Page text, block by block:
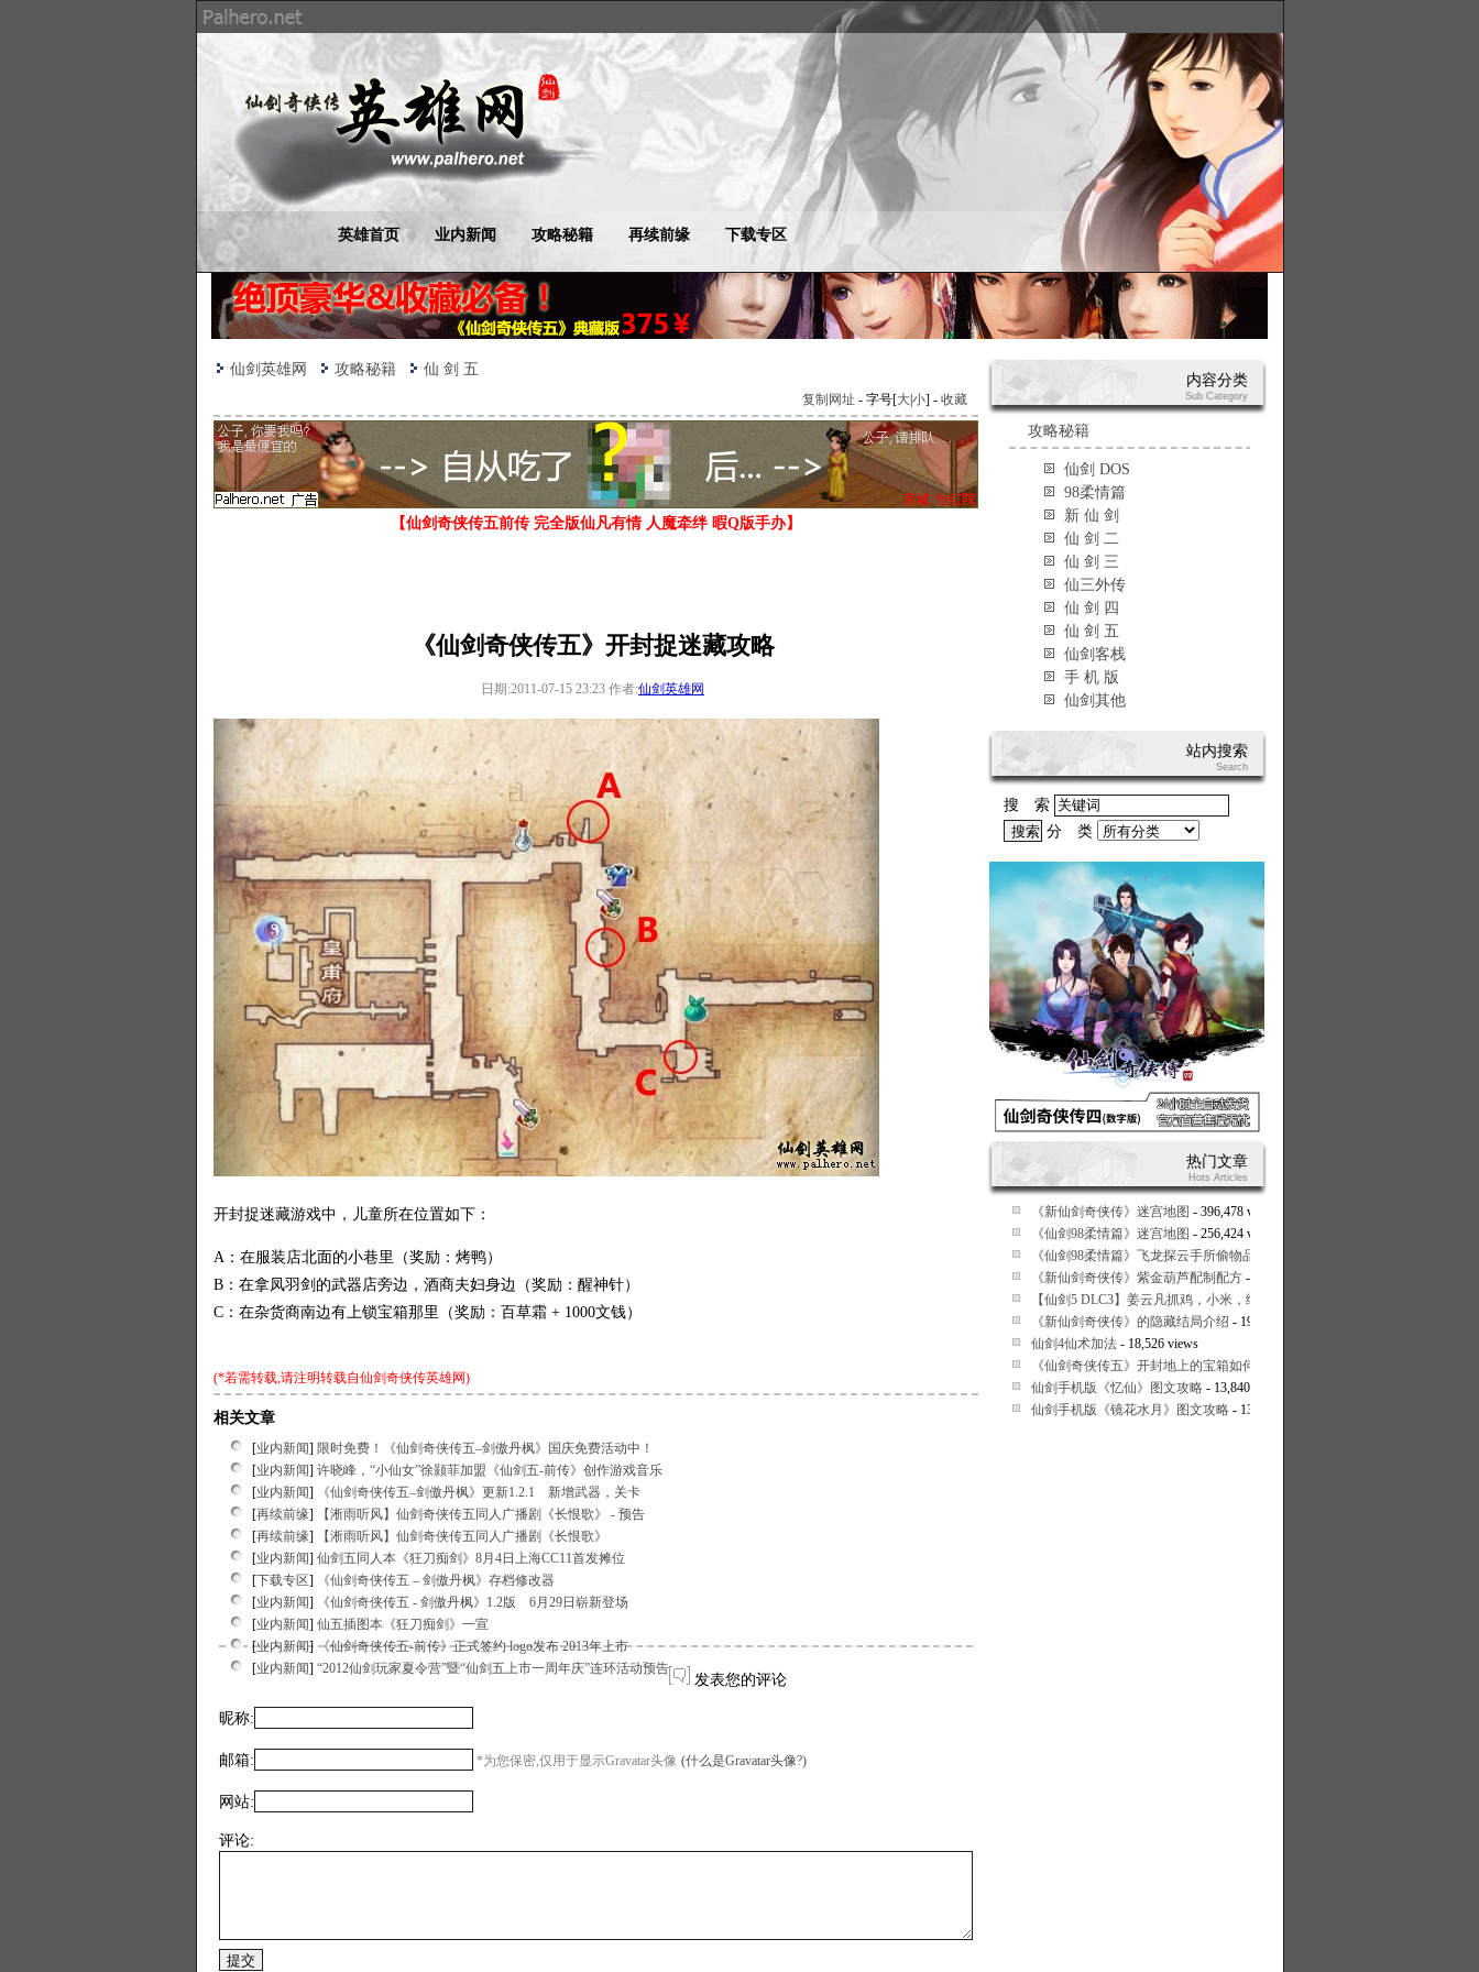
英雄首页 业内新闻 攻略秘籍 再续前缘 下载专区
仙剑英雄网 攻略秘籍 仙 剑 五
复制网址 - 字号[大|小] - 收藏
【仙剑奇侠传五前传 完全版仙凡有情 人魔牵绊 暇Q版手办】
《仙剑奇侠传五》开封捉迷藏攻略
日期:2011-07-15 23:23 作者:仙剑英雄网
开封捉迷藏游戏中，儿童所在位置如下：
A：在服装店北面的小巷里（奖励：烤鸭）
B：在拿凤羽剑的武器店旁边，酒商夫妇身边（奖励：醒神针）
C：在杂货商南边有上锁宝箱那里（奖励：百草霜 + 1000文钱）
(*若需转载,请注明转载自仙剑奇侠传英雄网)
相关文章
[业内新闻] 限时免费！《仙剑奇侠传五–剑傲丹枫》国庆免费活动中！
[业内新闻] 许晓峰，“小仙女”徐颢菲加盟《仙剑五-前传》创作游戏音乐
[业内新闻]
《仙剑奇侠传五–剑傲丹枫》更新1.2.1 新增武器，关卡
[再续前缘]
【淅雨听风】仙剑奇侠传五同人广播剧《长恨歌》 - 预告
[再续前缘]
【淅雨听风】仙剑奇侠传五同人广播剧《长恨歌》
[业内新闻] 仙剑五同人本《狂刀痴剑》8月4日上海CC11首发摊位
[下载专区]
《仙剑奇侠传五 – 剑傲丹枫》存档修改器
[业内新闻]
《仙剑奇侠传五 - 剑傲丹枫》1.2版 6月29日崭新登场
[业内新闻] 仙五插图本《狂刀痴剑》一宣
[业内新闻] 《仙剑奇侠传五-前传》正式签约 logo发布 2013年上市
[业内新闻] “2012仙剑玩家夏令营”暨“仙剑五上市一周年庆”连环活动预告
发表您的评论
昵称:
邮箱: *为您保密,仅用于显示Gravatar头像 (什么是Gravatar头像?)
网站:
评论:
内容分类
Sub Category
攻略秘籍
仙剑 DOS
98柔情篇
新 仙 剑
仙 剑 二
仙 剑 三
仙三外传
仙 剑 四
仙 剑 五
仙剑客栈
手 机 版
仙剑其他
站内搜索
Search
搜 索
分 类
热门文章
Hots Articles
《新仙剑奇侠传》迷宫地图 - 396,478 views
《仙剑98柔情篇》迷宫地图 - 256,424 views
《仙剑98柔情篇》飞龙探云手所偷物品一览
《新仙剑奇侠传》紫金葫芦配制配方- 22,376 views
【仙剑5 DLC3】姜云凡抓鸡，小米，绳子，树枝，框的取法
《新仙剑奇侠传》的隐藏结局介绍 - 19,538 views
仙剑4仙术加法- 18,526 views
《仙剑奇侠传五》开封地上的宝箱如何打开
仙剑手机版《忆仙》图文攻略- 13,840 views
仙剑手机版《镜花水月》图文攻略- 13,745 views